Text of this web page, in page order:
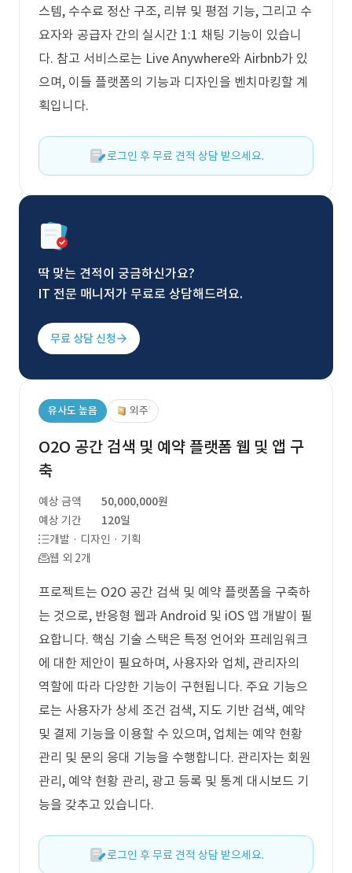
스템, 수수료 정산 구조, 리뷰 및 평점 기능, 그리고 수
요자와 공급자 간의 실시간 1:1 채팅 기능이 있습니
다. 참고 서비스로는 Live Anywhere와 Airbnb가 있
으며, 이들 플랫폼의 기능과 디자인을 벤치마킹할 계
획입니다.
로그인 후 무료 견적 상담 받으세요.
딱 맞는 견적이 궁금하신가요?
IT 전문 매니저가 무료로 상담해드려요.
무료 상담 신청
유사도 높음 외주
O2O 공간 검색 및 예약 플랫폼 웹 및 앱 구
축
예상 금액
50,000,000원
예상 기간
120일
개발 · 디자인 · 기획
웹 외 2개
프로젝트는 O2O 공간 검색 및 예약 플랫폼을 구축하
는 것으로, 반응형 웹과 Android 및 iOS 앱 개발이 필
요합니다. 핵심 기술 스택은 특정 언어와 프레임워크
에 대한 제안이 필요하며, 사용자와 업체, 관리자의
역할에 따라 다양한 기능이 구현됩니다. 주요 기능으
로는 사용자가 상세 조건 검색, 지도 기반 검색, 예약
및 결제 기능을 이용할 수 있으며, 업체는 예약 현황
관리 및 문의 응대 기능을 수행합니다. 관리자는 회원
관리, 예약 현황 관리, 광고 등록 및 통계 대시보드 기
능을 갖추고 있습니다.
로그인 후 무료 견적 상담 받으세요.